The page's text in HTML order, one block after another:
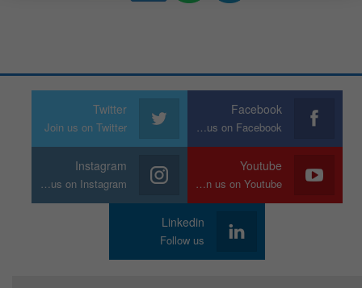
Facebook
Join us on Facebook
Twitter
Join us on Twitter
Youtube
Join us on Youtube
Instagram
Join us on Instagram
Linkedin
Follow us